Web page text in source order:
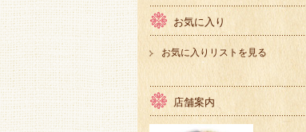
お気に入り
お気に入りリストを見る
店舗案内